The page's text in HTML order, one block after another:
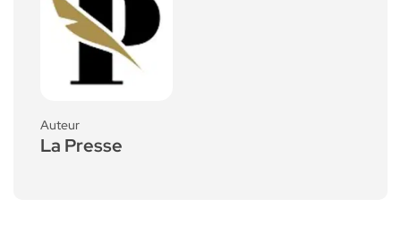
Auteur
La Presse